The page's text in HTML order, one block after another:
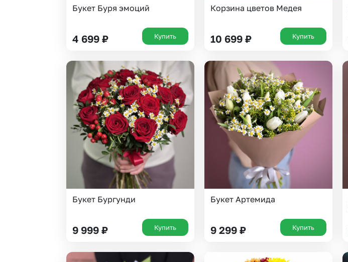
Букет Буря эмоций
4 699 ₽ Купить
Корзина цветов Медея
10 699 ₽ Купить
Букет Бургунди
9 999 ₽ Купить
Букет Артемида
9 299 ₽ Купить